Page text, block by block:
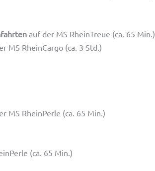
auf der MS RheinTreue (ca. 65 Min.)
MS RheinCargo (ca. 3 Std.)
MS RheinPerle (ca. 65 Min.)
(ca. 65 Min.)